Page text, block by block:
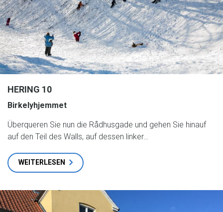
HERING 10
Birkelyhjemmet
Überqueren Sie nun die Rådhusgade und gehen Sie hinauf
auf den Teil des Walls, auf dessen linker…
WEITERLESEN